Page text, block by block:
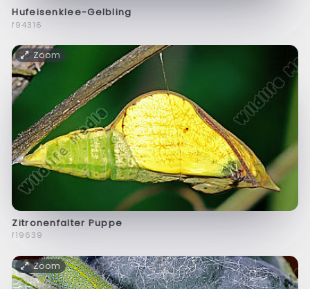
Hufeisenklee-Gelbling
f94316
Zoom
Zitronenfalter Puppe
f19639
Zoom